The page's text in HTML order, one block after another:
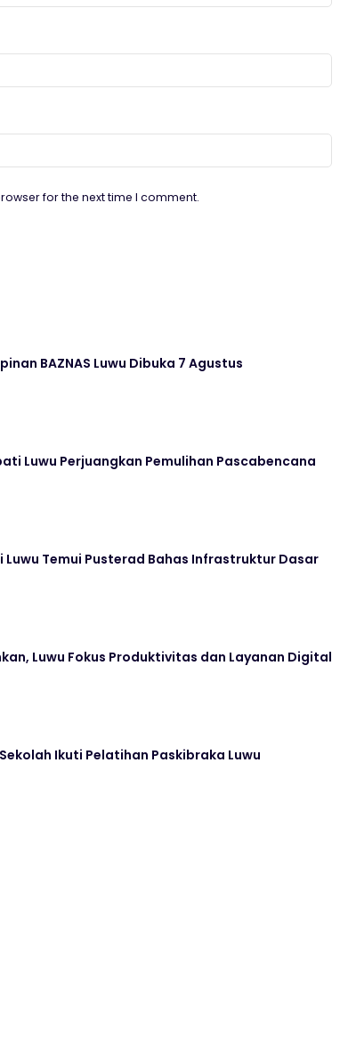
for the next time I comment.
BAZNAS Luwu Dibuka 7 Agustus
Luwu Perjuangkan Pemulihan Pascabencana
Luwu Temui Pusterad Bahas Infrastruktur Dasar
Luwu Fokus Produktivitas dan Layanan Digital
Ikuti Pelatihan Paskibraka Luwu